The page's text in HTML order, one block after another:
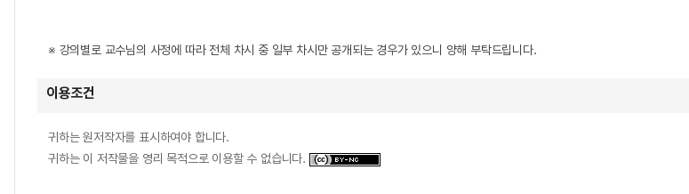
※ 강의별로 교수님의 사정에 따라 전체 차시 중 일부 차시만 공개되는 경우가 있으니 양해 부탁드립니다.
이용조건
귀하는 원저작자를 표시하여야 합니다.
귀하는 이 저작물을 영리 목적으로 이용할 수 없습니다.